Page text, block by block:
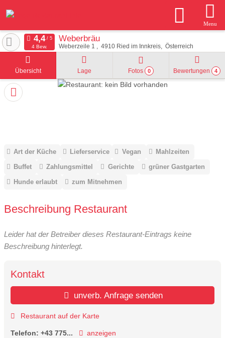
Menu
Weberbräu
Weberzeile 1 4910 Ried im Innkreis Österreich
4 Bew.
Übersicht Lage Fotos 0 Bewertungen 4
Art der Küche Lieferservice Vegan
Mahlzeiten
Buffet
Zahlungsmittel Gerichte
grüner Gastgarten
Hunde erlaubt
zum Mitnehmen
Beschreibung Restaurant
Leider hat der Betreiber dieses Restaurant-Eintrags keine
Beschreibung hinterlegt.
Kontakt
unverb. Anfrage senden
Restaurant auf der Karte
Telefon: +43 775... anzeigen